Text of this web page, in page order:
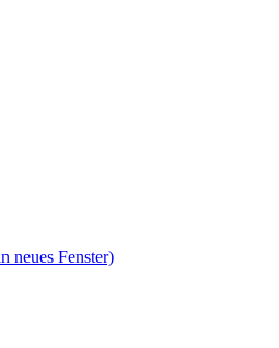
neues Fenster)